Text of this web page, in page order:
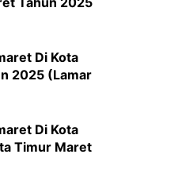
Di Kota
2025 (Lamar
Di Kota
Timur Maret